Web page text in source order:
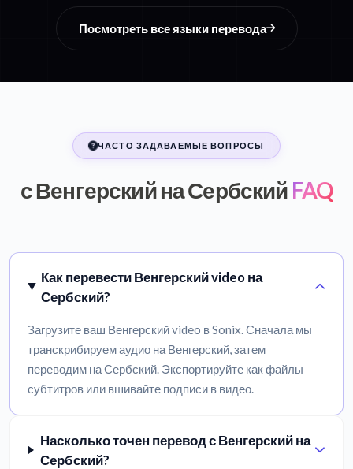
Посмотреть все языки перевода
ЧАСТО ЗАДАВАЕМЫЕ ВОПРОСЫ
с Венгерский на Сербский FAQ
Как перевести Венгерский video на
Сербский?
Загрузите ваш Венгерский video в Sonix. Сначала мы
транскрибируем аудио на Венгерский, затем
переводим на Сербский. Экспортируйте как файлы
субтитров или вшивайте подписи в видео.
Насколько точен перевод с Венгерский на
Сербский?